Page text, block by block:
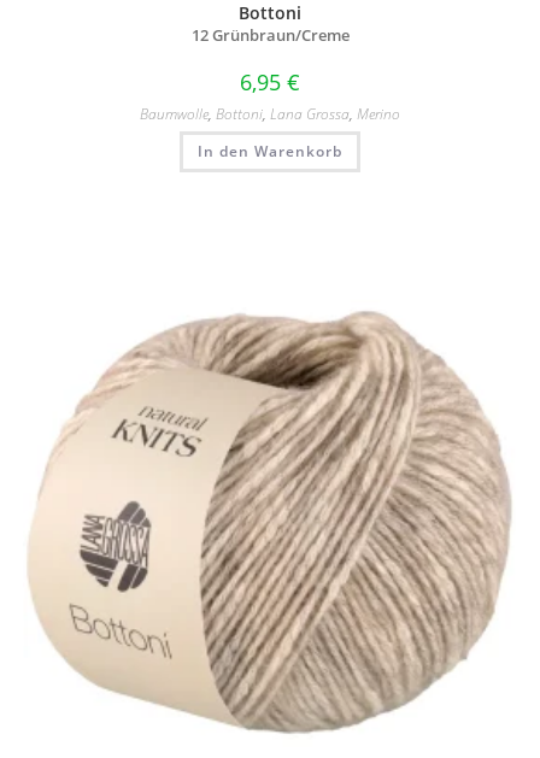
Bottoni
12 Grünbraun/Creme
6,95 €
Baumwolle, Bottoni, Lana Grossa, Merino
In den Warenkorb